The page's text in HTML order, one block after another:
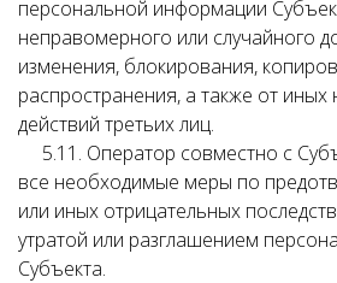
персональной информации
неправомерного или случайного
изменения, блокирования,
распространения, а также от
действий третьих лиц.
5.11. Оператор совместно с
все необходимые меры по
или иных отрицательных
утратой или разглашением
Субъекта.